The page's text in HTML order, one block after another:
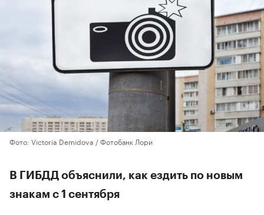
Фото: Victoria Demidova / Фотобанк Лори
В ГИБДД объяснили, как ездить по новым
знакам с 1 сентября